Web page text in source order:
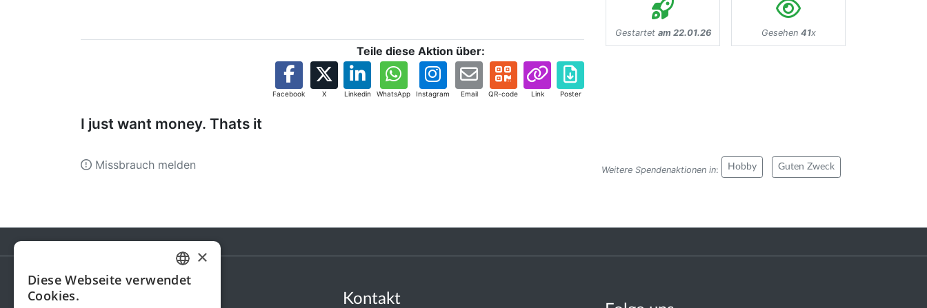
Teile diese Aktion über:
Facebook X Linkedin WhatsApp Instagram Email QR-code Link Poster
I just want money. Thats it
Gestartet am 22.01.26 Gesehen 41x
Weitere Spendenaktionen in: Hobby Guten Zweck
Missbrauch melden
Kontakt
GERMAN
×
Diese Webseite verwendet
Cookies.